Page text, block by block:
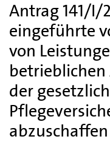
Antrag 141/I/
eingeführte
von
betrieblichen
der
abzuschaffen